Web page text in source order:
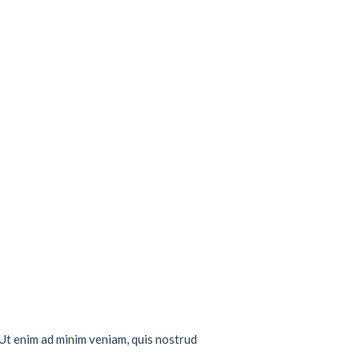
enim ad minim veniam, quis nostrud